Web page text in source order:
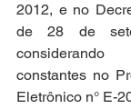
2012, e no
de 28 de
constantes no
Eletrônico n° E-